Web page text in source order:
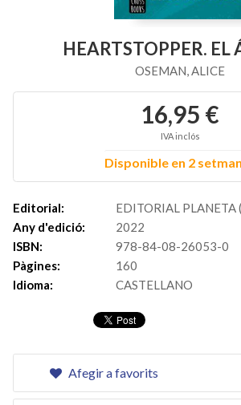
HEARTSTOPPER. EL
OSEMAN, ALICE
16,95 €
IVA inclós
Disponible en 2
Editorial:
EDITORIAL PLANETA
Any d'edició:
2022
ISBN:
978-84-08-26053-0
Pàgines:
160
Idioma:
CASTELLANO
Afegir a favorits